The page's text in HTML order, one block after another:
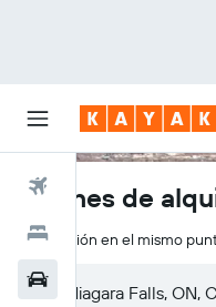
Hoteles
Coches de
Devolución en el mismo